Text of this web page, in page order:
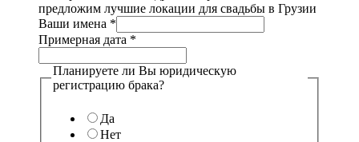
предложим лучшие локации для свадьбы в Грузии
Ваши имена *
Примерная дата *
Планируете ли Вы юридическую
регистрацию брака?
Да
Нет